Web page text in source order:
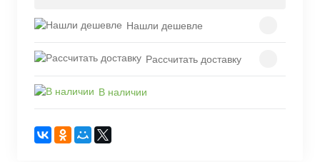
Нашли дешевле
Рассчитать доставку
В наличии